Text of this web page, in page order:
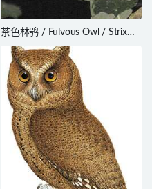
茶色林鸮 / Fulvous Owl / Strix
fulvescens